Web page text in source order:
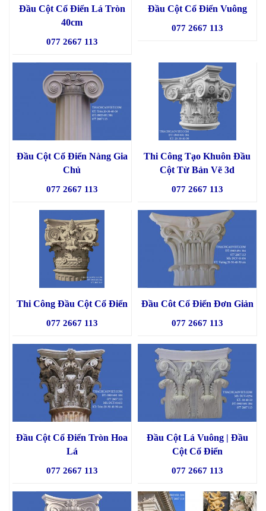
Đầu Cột Cổ Điển Lá Tròn
40cm
077 2667 113
Đầu Cột Cổ Điển Vuông
077 2667 113
Đầu Cột Cổ Điển Nàng Gia
Chủ
077 2667 113
Thi Công Tạo Khuôn Đầu
Cột Từ Bản Vẽ 3d
077 2667 113
Thi Công Đầu Cột Cổ Điển
077 2667 113
Đầu Côt Cổ Điển Đơn Giản
077 2667 113
Đầu Cột Cổ Điển Tròn Hoa
Lá
077 2667 113
Đầu Cột Lá Vuông | Đầu
Cột Cổ Điển
077 2667 113